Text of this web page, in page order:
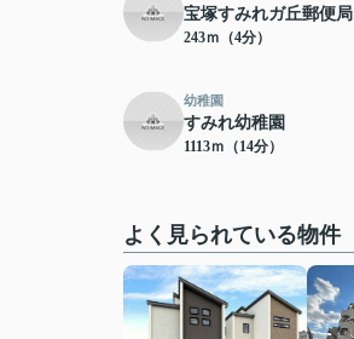
宝塚すみれガ丘郵便局
243ｍ（4分）
幼稚園
すみれ幼稚園
1113ｍ（14分）
よく見られている物件